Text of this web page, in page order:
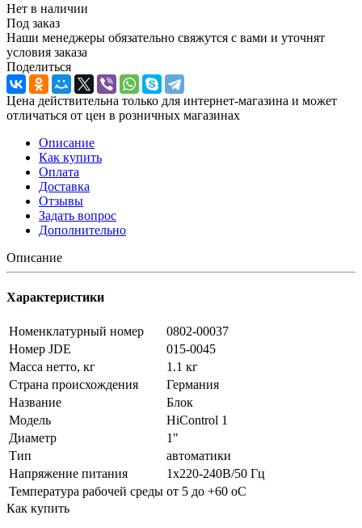
Нет в наличии
Под заказ
Наши менеджеры обязательно свяжутся с вами и уточнят
условия заказа
Поделиться
Цена действительна только для интернет-магазина и может
отличаться от цен в розничных магазинах
Описание
Как купить
Оплата
Доставка
Отзывы
Задать вопрос
Дополнительно
Описание
Характеристики
Номенклатурный номер
0802-00037
Номер JDE
015-0045
Масса нетто, кг
1.1 кг
Страна происхождения
Германия
Название
Блок
Модель
HiControl 1
Диаметр
1"
Тип
автоматики
Напряжение питания
1х220-240В/50 Гц
Температура рабочей среды от 5 до +60 oC
Как купить